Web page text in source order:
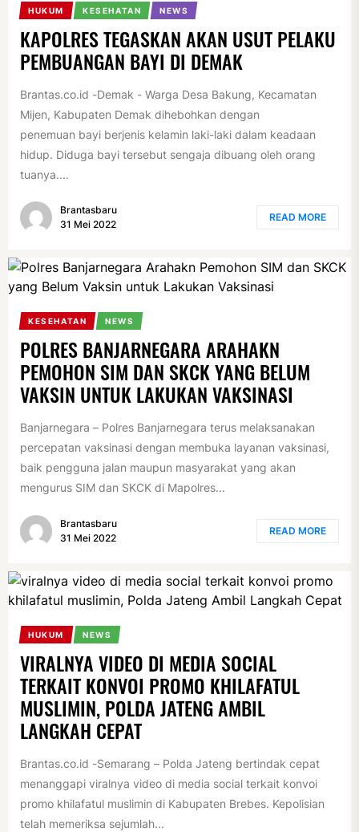
HUKUM KESEHATAN NEWS
KAPOLRES TEGASKAN AKAN USUT PELAKU
PEMBUANGAN BAYI DI DEMAK
Brantas.co.id -Demak - Warga Desa Bakung, Kecamatan
Mijen, Kabupaten Demak dihebohkan dengan
penemuan bayi berjenis kelamin laki-laki dalam keadaan
hidup. Diduga bayi tersebut sengaja dibuang oleh orang
tuanya....
Brantasbaru
31 Mei 2022
READ MORE
KESEHATAN NEWS
POLRES BANJARNEGARA ARAHAKN
PEMOHON SIM DAN SKCK YANG BELUM
VAKSIN UNTUK LAKUKAN VAKSINASI
Banjarnegara – Polres Banjarnegara terus melaksanakan
percepatan vaksinasi dengan membuka layanan vaksinasi,
baik pengguna jalan maupun masyarakat yang akan
mengurus SIM dan SKCK di Mapolres...
Brantasbaru
31 Mei 2022
READ MORE
HUKUM NEWS
VIRALNYA VIDEO DI MEDIA SOCIAL
TERKAIT KONVOI PROMO KHILAFATUL
MUSLIMIN, POLDA JATENG AMBIL
LANGKAH CEPAT
Brantas.co.id -Semarang – Polda Jateng bertindak cepat
menanggapi viralnya video di media social terkait konvoi
promo khilafatul muslimin di Kabupaten Brebes. Kepolisian
telah memeriksa sejumlah...